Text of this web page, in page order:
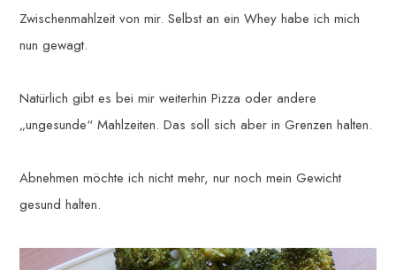
Zwischenmahlzeit von mir. Selbst an ein Whey habe ich mich
nun gewagt.
Natürlich gibt es bei mir weiterhin Pizza oder andere
„ungesunde“ Mahlzeiten. Das soll sich aber in Grenzen halten.
Abnehmen möchte ich nicht mehr, nur noch mein Gewicht
gesund halten.